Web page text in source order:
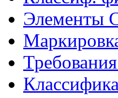
Элементы